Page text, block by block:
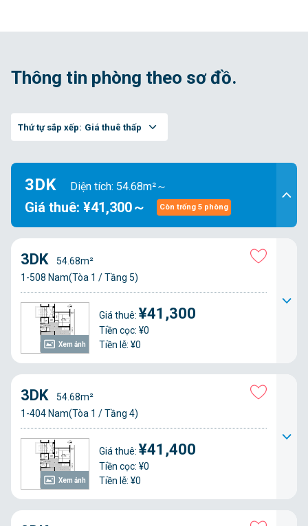
Thông tin phòng theo sơ đồ.
Thứ tự sắp xếp: Giá thuê thấp
3DK Diện tích: 54.68m²～
Giá thuê: ¥41,300～ Còn trống 5 phòng
Xem ảnh
3DK
54.68m²
1-508 Nam(Tòa 1 / Tầng 5)
Giá thuê: ¥41,300
Tiền cọc: ¥0
Tiền lễ: ¥0
Xem ảnh
3DK
54.68m²
1-404 Nam(Tòa 1 / Tầng 4)
Giá thuê: ¥41,400
Tiền cọc: ¥0
Tiền lễ: ¥0